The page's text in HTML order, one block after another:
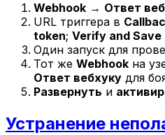
Webhook → Ответ
URL триггера в
token; Verify and Save
Один запуск для
Тот же Webhook на
Ответ вебхуку для
Развернуть и
Устранение